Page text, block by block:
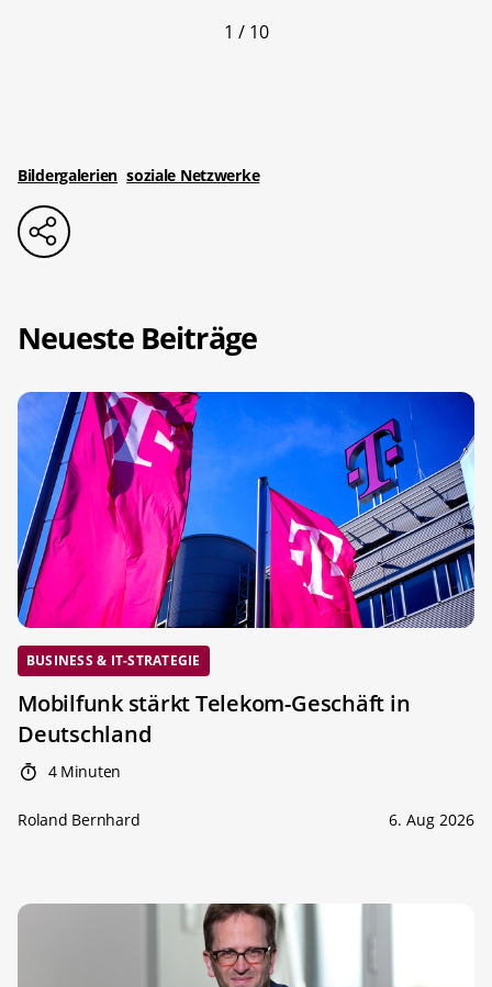
1 / 10
Bildergalerien soziale Netzwerke
Neueste Beiträge
BUSINESS & IT-STRATEGIE
Mobilfunk stärkt Telekom-Geschäft in
Deutschland
4 Minuten
Roland Bernhard 6. Aug 2026